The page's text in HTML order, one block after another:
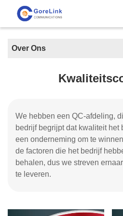
Over Ons
We hebben een QC-afdeling,
bedrijf begrijpt dat kwaliteit het
een onderneming om te
de factoren die het bedrijf
behalen, dus we streven
te leveren.